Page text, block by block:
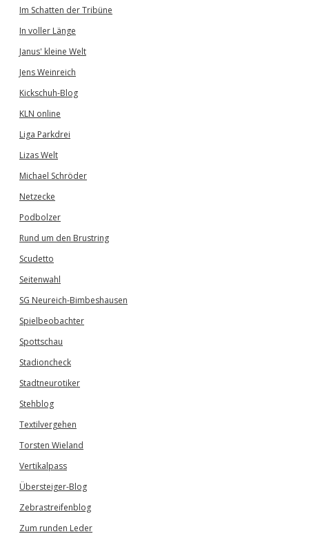
Im Schatten der Tribüne
In voller Länge
Janus' kleine Welt
Jens Weinreich
Kickschuh-Blog
KLN online
Liga Parkdrei
Lizas Welt
Michael Schröder
Netzecke
Podbolzer
Rund um den Brustring
Scudetto
Seitenwahl
SG Neureich-Bimbeshausen
Spielbeobachter
Spottschau
Stadioncheck
Stadtneurotiker
Stehblog
Textilvergehen
Torsten Wieland
Vertikalpass
Übersteiger-Blog
Zebrastreifenblog
Zum runden Leder